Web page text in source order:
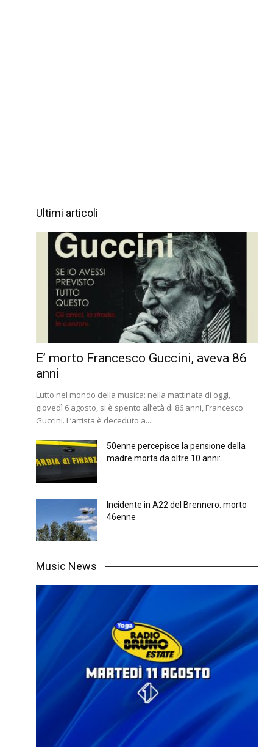
Ultimi articoli
E’ morto Francesco Guccini, aveva 86
anni
Lutto nel mondo della musica: nella mattinata di oggi,
giovedì 6 agosto, si è spento all’età di 86 anni, Francesco
Guccini. L’artista è deceduto a...
50enne percepisce la pensione della
madre morta da oltre 10 anni:...
Incidente in A22 del Brennero: morto
46enne
Music News